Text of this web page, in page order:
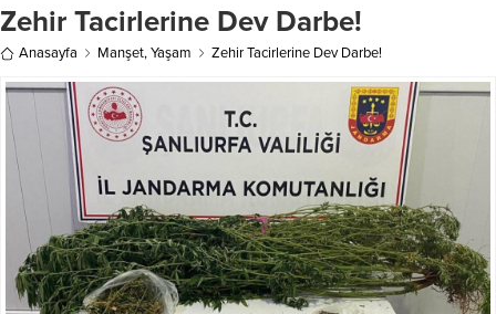
Zehir Tacirlerine Dev Darbe!
Anasayfa Manşet,Yaşam Zehir Tacirlerine Dev Darbe!